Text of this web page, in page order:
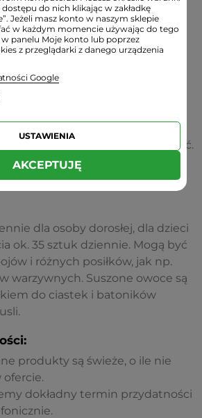
każdy, bez względu na
są szczególnie osobom żyjącym
posiadającym problemy z
krwi oraz obniżoną odporność.
się również osobom dbającym o
cery.
dla osoby dorosłej, dla dzieci
ok. 35 sztuk dziennie. Mogą być
i różnych posiłków, jak np.
warzywnych. Suszone owoce są
do ciastek i batoników
produkty są świeże, o ile nie
ofercie.
dokładny termin przydatności
do nich klikając w zakładkę
Jeżeli masz konto w naszym sklepie
w każdym momencie używając do tego
panelu Moje konto lub poprzez
z przeglądarki z danego urządzenia
Google
USTAWIENIA
AKCEPTUJĘ